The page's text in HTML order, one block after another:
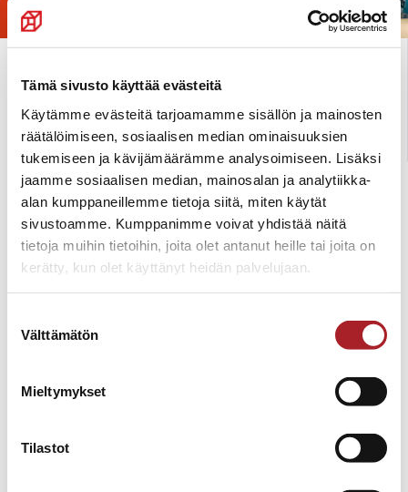
Tämä sivusto käyttää evästeitä
Käytämme evästeitä tarjoamamme sisällön ja mainosten
räätälöimiseen, sosiaalisen median ominaisuuksien
tukemiseen ja kävijämäärämme analysoimiseen. Lisäksi
jaamme sosiaalisen median, mainosalan ja analytiikka-
alan kumppaneillemme tietoja siitä, miten käytät
sivustoamme. Kumppanimme voivat yhdistää näitä
tietoja muihin tietoihin, joita olet antanut heille tai joita on
kerätty, kun olet käyttänyt heidän palvelujaan.
valinta
Välttämätön
Mieltymykset
Tilastot
Tarvitsetko apua?
Tervetuloa tutustumaan